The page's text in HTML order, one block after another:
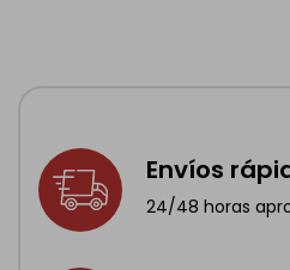
Envíos
24/48 horas